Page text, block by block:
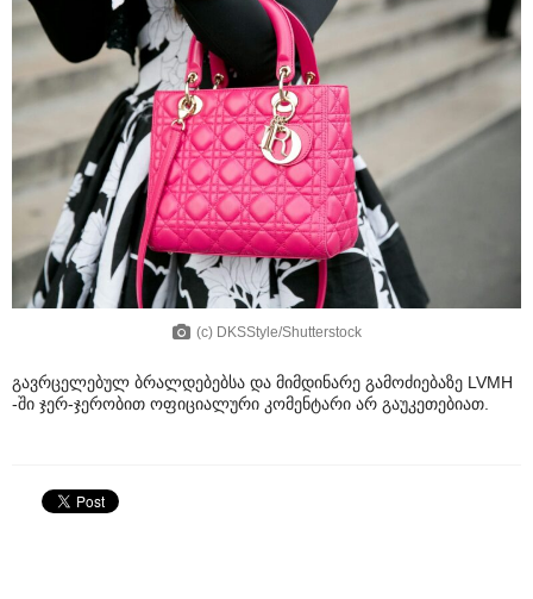
(c) DKSStyle/Shutterstock
გავრცელებულ ბრალდებებსა და მიმდინარე გამოძიებაზე LVMH
-ში ჯერ-ჯერობით ოფიციალური კომენტარი არ გაუკეთებიათ.